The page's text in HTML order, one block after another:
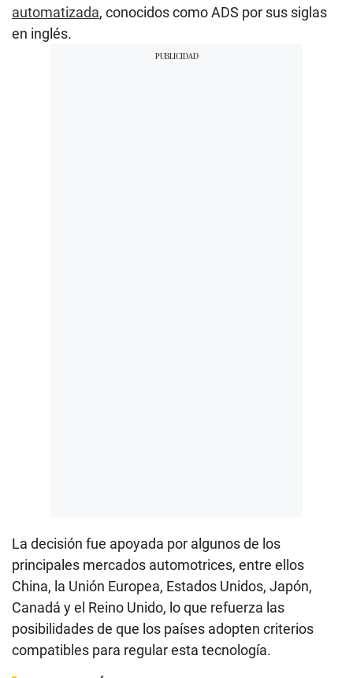
automatizada, conocidos como ADS por sus siglas
en inglés.
La decisión fue apoyada por algunos de los
principales mercados automotrices, entre ellos
China, la Unión Europea, Estados Unidos, Japón,
Canadá y el Reino Unido, lo que refuerza las
posibilidades de que los países adopten criterios
compatibles para regular esta tecnología.